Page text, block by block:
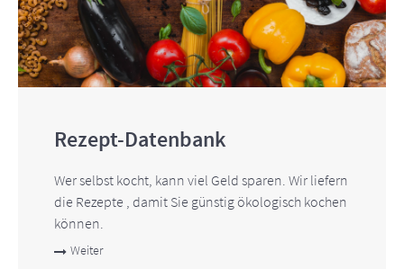
Rezept-Datenbank
Wer selbst kocht, kann viel Geld sparen. Wir liefern
die Rezepte , damit Sie günstig ökologisch kochen
können.
Weiter